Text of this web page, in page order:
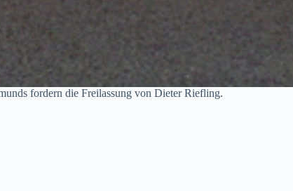
fordern die Freilassung von Dieter Riefling.